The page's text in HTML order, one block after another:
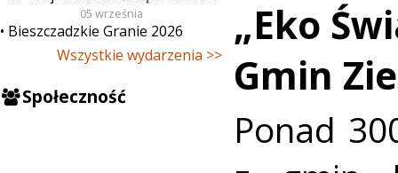
05 września
Bieszczadzkie Granie 2026
Wszystkie wydarzenia >>
Społeczność
„Eko
Gmin
Ponad